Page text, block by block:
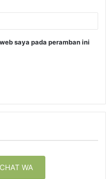
saya pada peramban ini
WA